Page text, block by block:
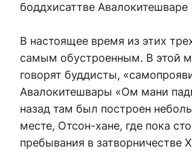
боддхисаттве Авалокитешваре
В настоящее время из этих
самым обустроенным. В этой
говорят буддисты,
Авалокитешвары «Ом мани
назад там был по­строен
месте, Отсон-хане, где пока
пребывания в